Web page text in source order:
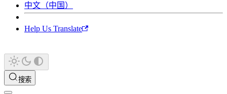
中文（中国）
Help Us Translate
搜索